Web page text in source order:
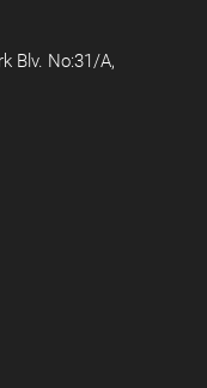
Blv. No:31/A,